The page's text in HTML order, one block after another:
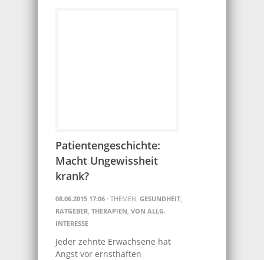
Patientengeschichte:
Macht Ungewissheit
krank?
08.06.2015 17:06 · THEMEN: GESUNDHEIT,
RATGEBER, THERAPIEN, VON ALLG.
INTERESSE
Jeder zehnte Erwachsene hat
Angst vor ernsthaften